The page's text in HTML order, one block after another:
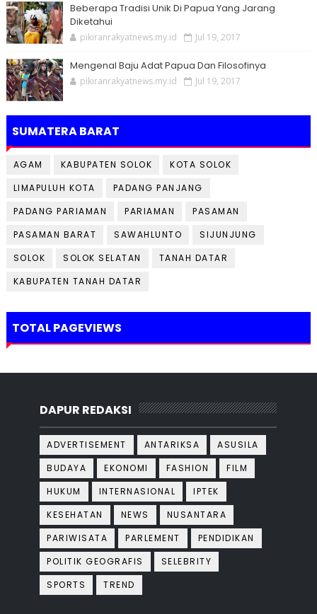
Beberapa Tradisi Unik Di Papua Yang Jarang
Diketahui
pikiranrakyatnews.my.id Jul 19, 2017
Mengenal Baju Adat Papua Dan Filosofinya
pikiranrakyatnews.my.id Jul 19, 2017
SUMATERA BARAT
AGAM KABUPATEN SOLOK
KOTA SOLOK
LIMAPULUH KOTA
PADANG PANJANG
PADANG PARIAMAN
PARIAMAN
PASAMAN
PASAMAN BARAT
SAWAHLUNTO
SIJUNJUNG
SOLOK
SOLOK SELATAN
TANAH DATAR
KABUPATEN TANAH DATAR
TOTAL PAGEVIEWS
DAPUR REDAKSI
ADVERTISEMENT ANTARIKSA
ASUSILA
BUDAYA
EKONOMI FASHION
FILM
HUKUM
INTERNASIONAL
IPTEK
KESEHATAN
NEWS
NUSANTARA
PARIWISATA
PARLEMENT
PENDIDIKAN
POLITIK GEOGRAFIS
SELEBRITY
SPORTS
TREND